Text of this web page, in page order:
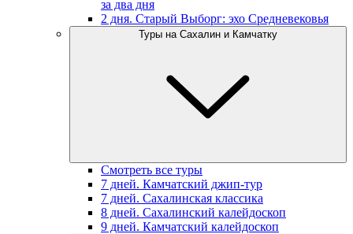
за два дня
2 дня. Старый Выборг: эхо Средневековья
Туры на Сахалин и Камчатку
Смотреть все туры
7 дней. Камчатский джип-тур
7 дней. Сахалинская классика
8 дней. Сахалинский калейдоскоп
9 дней. Камчатский калейдоскоп